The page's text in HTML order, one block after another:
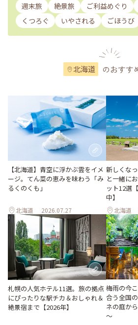
週末旅 絶景旅 ご利益めぐり
くつろぐ
いやされる ごほうび
北海道 のおすす
【北海道】青空に浮かぶ雲をイメ
ージ。てん菜の恵みを味わう「み
るくのくも」
北海道 2026.07.27
新しくな
と一緒に
ット12選
中】
北海道
札幌の人気ホテル11選。旅の拠点
にぴったりな駅チカ＆おしゃれ＆
絶景宿まで【2026年】
梅雨の今
合う全国
ネの庭か
～